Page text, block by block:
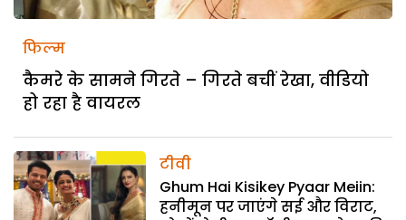
फिल्म
कैमरे के सामने गिरते – गिरते बचीं रेखा, वीडियो
हो रहा है वायरल
टीवी
Ghum Hai Kisikey Pyaar Meiin:
हनीमून पर जाएंगे सई और विराट,